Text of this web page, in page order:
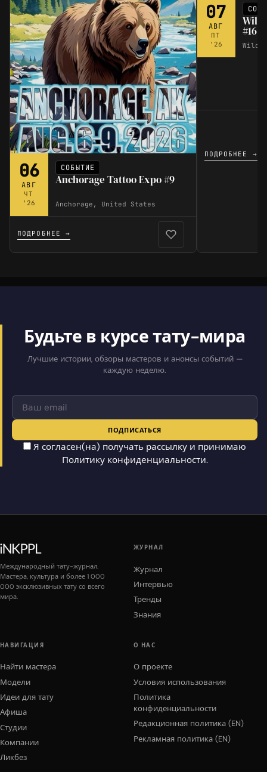
06
АВГ
ЧТ
'26
СОБЫТИЕ
Anchorage Tattoo Expo #9
Anchorage, United States
ПОДРОБНЕЕ →
07
АВГ
ПТ
'26
#16
ПОДРОБНЕЕ →
Будьте в курсе тату-мира
Лучшие истории, обзоры мастеров и анонсы событий —
каждую неделю.
ПОДПИСАТЬСЯ
Я согласен(на) получать рассылку и принимаю
Политику конфиденциальности.
Международный тату-журнал.
Мастера, культура и более 1 000
000 эксклюзивных тату со всего
мира.
ЖУРНАЛ
Журнал
Интервью
Тренды
Знания
НАВИГАЦИЯ
Найти мастера
Модели
Идеи для тату
Афиша
Студии
Компании
Ликбез
О НАС
О проекте
Условия использования
Политика
конфиденциальности
Редакционная политика (EN)
Рекламная политика (EN)